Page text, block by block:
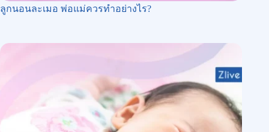
ลูกนอนละเมอ พ่อแม่ควรทำอย่างไร?